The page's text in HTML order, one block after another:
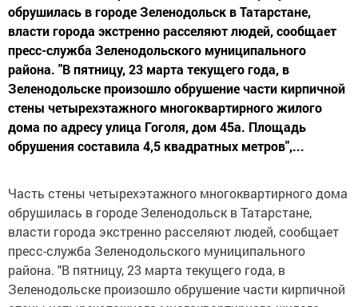
обрушилась в городе Зеленодольск в Татарстане,
власти города экстренно расселяют людей, сообщает
пресс-служба Зеленодольского муниципального
района. "В пятницу, 23 марта текущего года, в
Зеленодольске произошло обрушение части кирпичной
стены четырехэтажного многоквартирного жилого
дома по адресу улица Гоголя, дом 45а. Площадь
обрушения составила 4,5 квадратных метров",...
Часть стены четырехэтажного многоквартирного дома
обрушилась в городе Зеленодольск в Татарстане,
власти города экстренно расселяют людей, сообщает
пресс-служба Зеленодольского муниципального
района. "В пятницу, 23 марта текущего года, в
Зеленодольске произошло обрушение части кирпичной